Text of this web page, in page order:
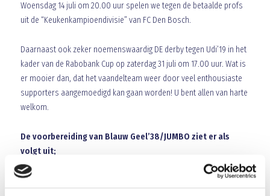
Woensdag 14 juli om 20.00 uur spelen we tegen de betaalde profs
uit de “Keukenkampioendivisie” van FC Den Bosch.
Daarnaast ook zeker noemenswaardig DE derby tegen Udi’19 in het
kader van de Rabobank Cup op zaterdag 31 juli om 17.00 uur. Wat is
er mooier dan, dat het vaandelteam weer door veel enthousiaste
supporters aangemoedigd kan gaan worden! U bent allen van harte
welkom.
De voorbereiding van Blauw Geel’38/JUMBO ziet er als
volgt uit;